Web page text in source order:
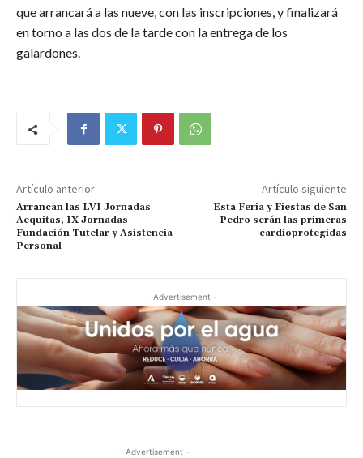
que arrancará a las nueve, con las inscripciones, y finalizará
en torno a las dos de la tarde con la entrega de los
galardones.
Artículo anterior
Arrancan las LVI Jornadas
Aequitas, IX Jornadas
Fundación Tutelar y Asistencia
Personal
Artículo siguiente
Esta Feria y Fiestas de San
Pedro serán las primeras
cardioprotegidas
- Advertisement -
- Advertisement -